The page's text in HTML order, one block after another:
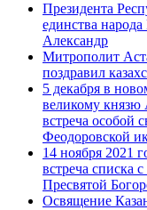
Президента
единства
Александр
Митрополит
поздравил
5 декабря в
великому князю
встреча особой
Феодоровской
14 ноября 2021
встреча списка
Пресвятой
Освящение